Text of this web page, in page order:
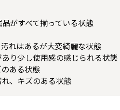
がすべて揃っている状態
れはあるが大変綺麗な状態
り少し使用感の感じられる状態
ある状態
、キズのある状態